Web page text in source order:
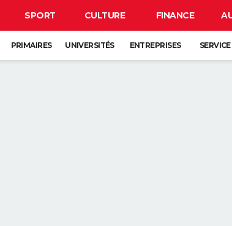
SPORT CULTURE FINANCE
PRIMAIRES UNIVERSITÉS ENTREPRISES